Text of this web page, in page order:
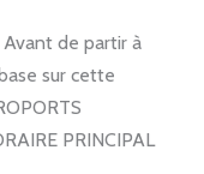
de partir à
sur cette
PRINCIPAL